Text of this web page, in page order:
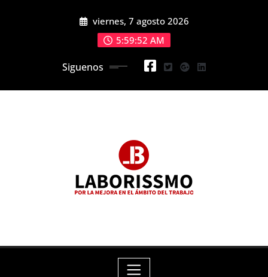
viernes, 7 agosto 2026
5:59:54 AM
Siguenos